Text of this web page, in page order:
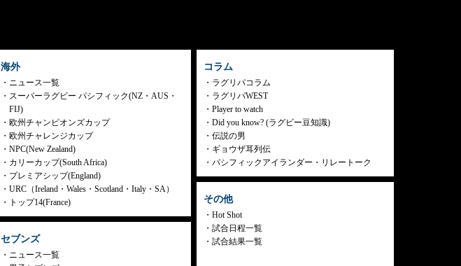
海外
ニュース一覧
スーパーラグビー パシフィック(NZ・AUS・
FIJ)
欧州チャンピオンズカップ
欧州チャレンジカップ
NPC(New Zealand)
カリーカップ(South Africa)
プレミアシップ(England)
URC（Ireland・Wales・Scotland・Italy・SA）
トップ14(France)
セブンズ
ニュース一覧
コラム
ラグリパコラム
ラグリパWEST
Player to watch
Did you know? (ラグビー豆知識)
伝説の男
ギョウザ耳列伝
パシフィックアイランダー・リレートーク
その他
Hot Shot
試合日程一覧
試合結果一覧